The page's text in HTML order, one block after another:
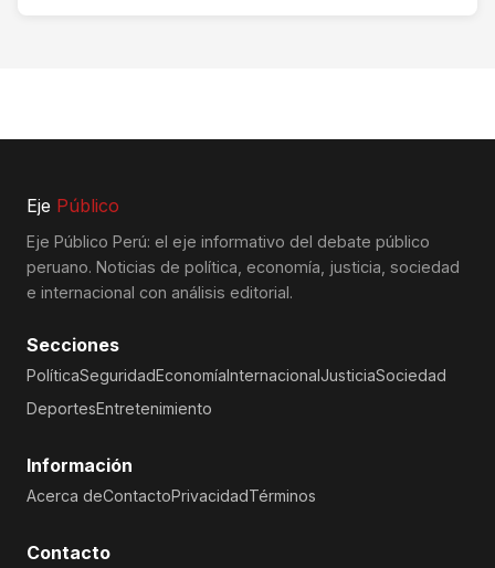
Eje Público
Eje Público Perú: el eje informativo del debate público
peruano. Noticias de política, economía, justicia, sociedad
e internacional con análisis editorial.
Secciones
PolíticaSeguridadEconomíaInternacionalJusticiaSociedad
DeportesEntretenimiento
Información
Acerca deContactoPrivacidadTérminos
Contacto